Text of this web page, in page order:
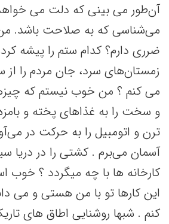
آن‌طور می بینی که دلت می
می‌شناسی که به صلاحت باشد.
ضرری دارم؟ کدام ستم را پیشه
زمستان‌های سرد، جان مردم را
می کنم ؟ من خوب نیستم که
و سخت را به غذاهای پخته و
ترن و اتومبیل را به حرکت در
آسمان می‌برم . کشتی را در دریا
کارخانه ها با چه میگردد ؟ خوب
این کارها تو با من هستی و می
کنم . شبها روشنایی اطاق های